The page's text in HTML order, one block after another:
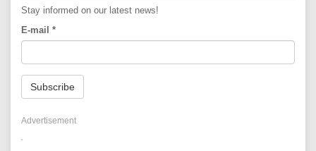
Stay informed on our latest news!
E-mail *
Subscribe
Advertisement